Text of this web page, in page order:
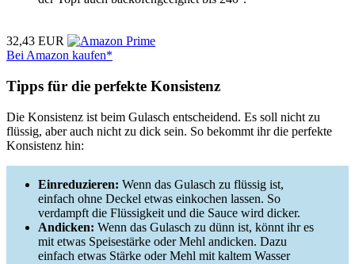
32,43 EUR
Bei Amazon kaufen*
Tipps für die perfekte Konsistenz
Die Konsistenz ist beim Gulasch entscheidend. Es soll nicht zu
flüssig, aber auch nicht zu dick sein. So bekommt ihr die perfekte
Konsistenz hin:
Einreduzieren: Wenn das Gulasch zu flüssig ist,
einfach ohne Deckel etwas einkochen lassen. So
verdampft die Flüssigkeit und die Sauce wird dicker.
Andicken: Wenn das Gulasch zu dünn ist, könnt ihr es
mit etwas Speisestärke oder Mehl andicken. Dazu
einfach etwas Stärke oder Mehl mit kaltem Wasser